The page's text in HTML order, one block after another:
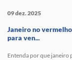
09 dez. 2025
Janeiro no
para ven...
Entenda por que janeiro